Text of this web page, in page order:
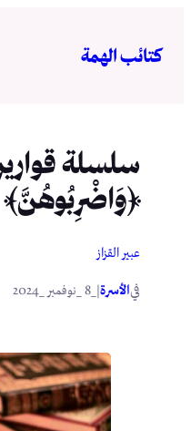
المحتوى
كتائب الهمة
﴿وَاضْرِبُوهُنَّ﴾
عبير القزاز
فيالأسرة